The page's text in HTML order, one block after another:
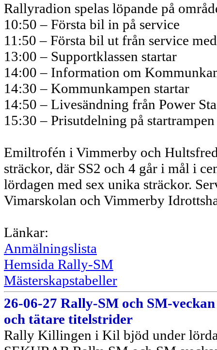
Rallyradion spelas löpande på
10:50 – Första bil in på service
11:50 – Första bil ut från service
13:00 – Supportklassen startar
14:00 – Information om
14:30 – Kommunkampen startar
14:50 – Livesändning från Power
15:30 – Prisutdelning på startrampen
Emiltrofén i Vimmerby och
sträckor, där SS2 och 4 går i mål i
lördagen med sex unika sträckor.
Vimarskolan och Vimmerby
Länkar:
Anmälningslista
Hemsida Rally-SM
Mästerskapstabeller
26-06-27 Rally-SM och SM-
och tätare titelstrider
Rally Killingen i Kil bjöd under